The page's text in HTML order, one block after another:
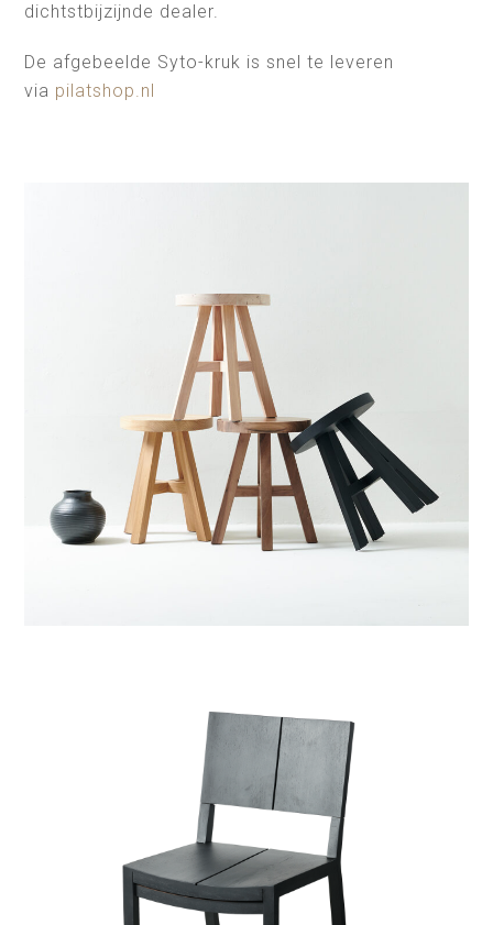
dichtstbijzijnde dealer.
De afgebeelde Syto-kruk is snel te leveren
via pilatshop.nl